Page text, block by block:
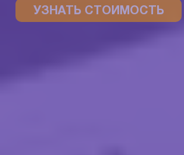
УЗНАТЬ СТОИМОСТЬ